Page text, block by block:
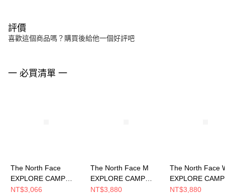
評價
喜歡這個商品嗎？購買後給他一個好評吧
一 必買清單 一
The North Face
EXPLORE CAMP
LITE SHANDAL 男女
NT$3,066
The North Face M
EXPLORE CAMP
SHANDAL 男 涼鞋
NT$3,880
The North Face
EXPLORE CAMP
SHANDAL 女 涼
NT$3,880